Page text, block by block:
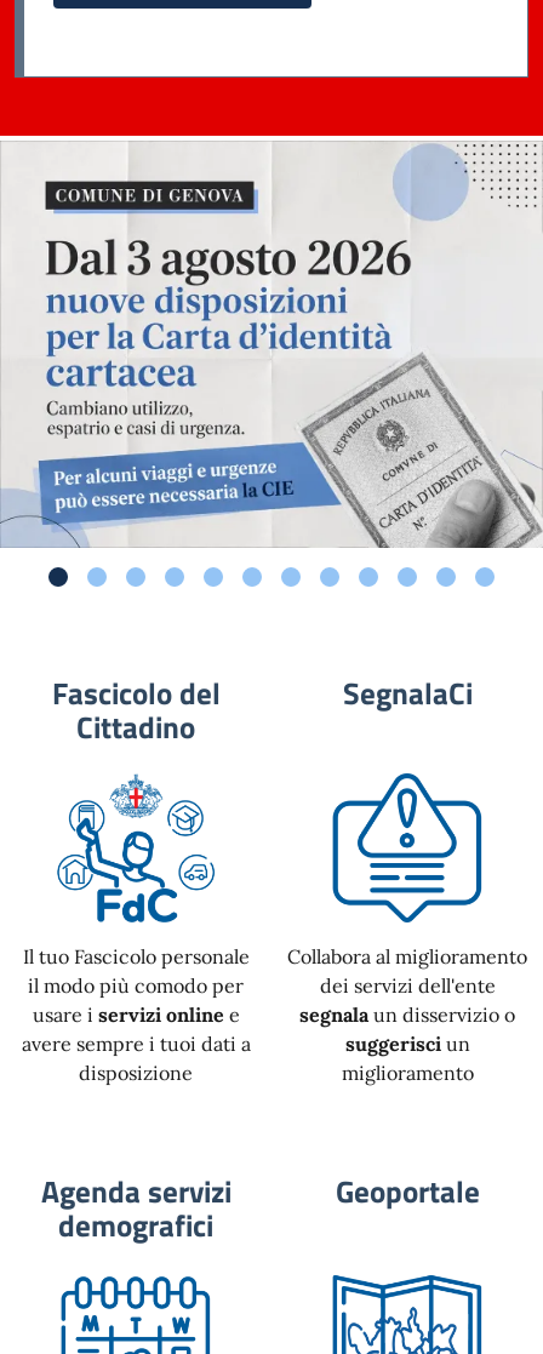
Fascicolo del
Cittadino
Il tuo Fascicolo personale
il modo più comodo per
usare i servizi online e
avere sempre i tuoi dati a
disposizione
SegnalaCi
Collabora al miglioramento
dei servizi dell'ente
segnala un disservizio o
suggerisciun
miglioramento
Agenda servizi
demografici
Geoportale